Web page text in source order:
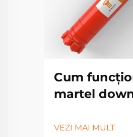
Cum
martel
VEZI MAI MULT